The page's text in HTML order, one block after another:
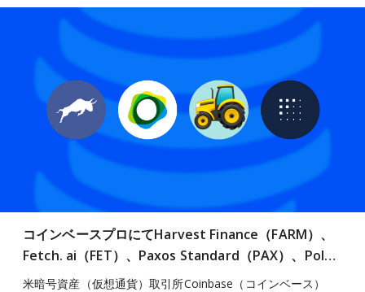
コインベースプロにてHarvest Finance（FARM）、
Fetch. ai（FET）、Paxos Standard（PAX）、Pol…
米暗号資産（仮想通貨）取引所Coinbase（コインベース）